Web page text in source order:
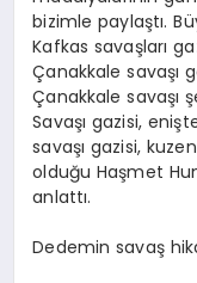
bizimle paylaştı.
Kafkas savaşları
Çanakkale savaşı
Çanakkale savaşı
Savaşı gazisi,
savaşı gazisi,
olduğu Haşmet
anlattı.
Dedemin savaş